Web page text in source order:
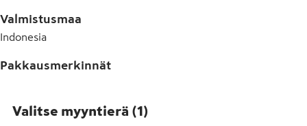
Valmistusmaa
Indonesia
Pakkausmerkinnät
Valitse myyntierä (1)